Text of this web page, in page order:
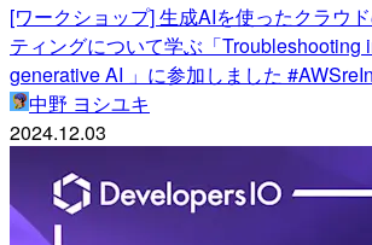
[ワークショップ] 生成AIを使ったクラウ
ティングについて学ぶ「Troubleshooting
generative AI 」に参加しました
中野 ヨシユキ
2024.12.03